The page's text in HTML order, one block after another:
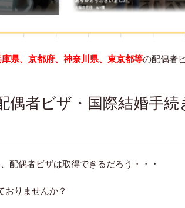
県、京都府、神奈川県、東京都等の配偶者
偶者ビザ・国際結婚手
配偶者ビザは取得できるだろう・・・
おりませんか？